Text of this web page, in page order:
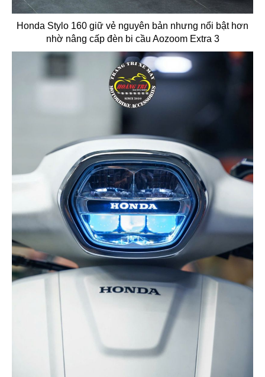
Honda Stylo 160 giữ vẻ nguyên bản nhưng nổi bật hơn
nhờ nâng cấp đèn bi cầu Aozoom Extra 3